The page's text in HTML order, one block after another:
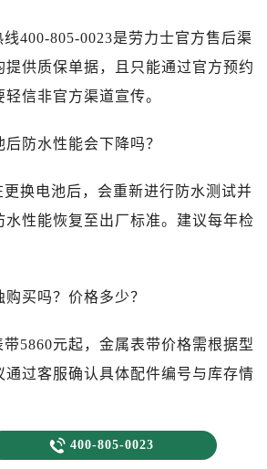
400-805-0023是劳力士官方售后渠
提供质保单据，且只能通过官方预约
信非官方渠道宣传。
防水性能会下降吗？
更换电池后，会重新进行防水测试并
水性能恢复至出厂标准。建议每年检
买吗？价格多少？
5860元起，金属表带价格需根据型
通过客服确认具体配件编号与库存情
么办？ 400-805-0023